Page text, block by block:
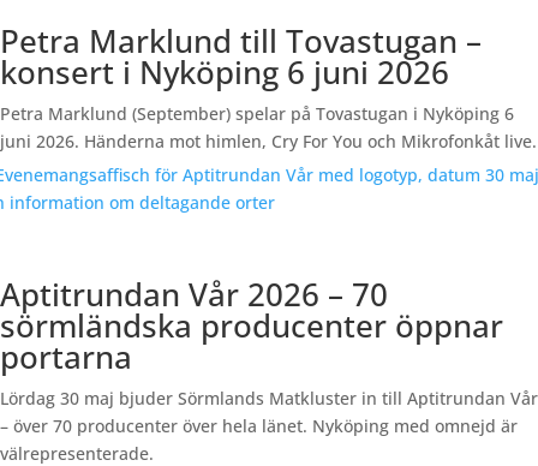
Petra Marklund till Tovastugan –
konsert i Nyköping 6 juni 2026
Petra Marklund (September) spelar på Tovastugan i Nyköping 6
juni 2026. Händerna mot himlen, Cry For You och Mikrofonkåt live.
Aptitrundan Vår 2026 – 70
sörmländska producenter öppnar
portarna
Lördag 30 maj bjuder Sörmlands Matkluster in till Aptitrundan Vår
– över 70 producenter över hela länet. Nyköping med omnejd är
välrepresenterade.